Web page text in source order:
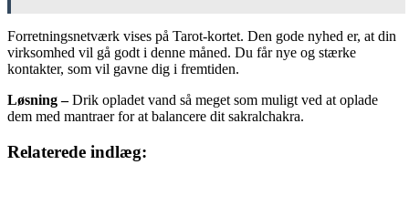
Forretningsnetværk vises på Tarot-kortet. Den gode nyhed er, at din
virksomhed vil gå godt i denne måned. Du får nye og stærke
kontakter, som vil gavne dig i fremtiden.
Løsning –Drik opladet vand så meget som muligt ved at oplade
dem med mantraer for at balancere dit sakralchakra.
Relaterede indlæg: